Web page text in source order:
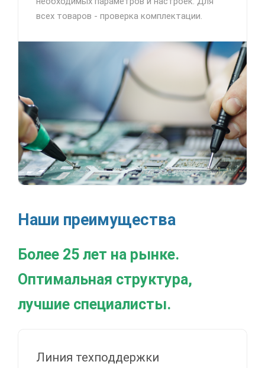
всех товаров - проверка комплектации.
Наши преимущества
Более 25 лет на рынке.
Оптимальная структура,
лучшие специалисты.
Линия техподдержки